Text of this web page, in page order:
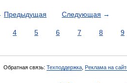
Предыдущая Следующая →
4 5 6 7 8 9
Обратная связь: Техподдержка Реклама на